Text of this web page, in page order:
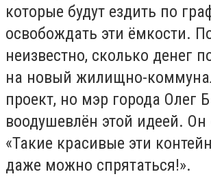
которые будут ездить по
освобождать эти ёмкости.
неизвестно, сколько денег
на новый жилищно-
проект, но мэр города Олег
воодушевлён этой идеей. Он
«Такие красивые эти
даже можно спрятаться!».